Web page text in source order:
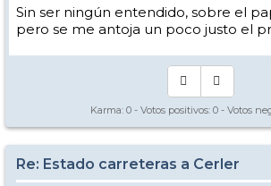
Sin ser ningún entendido, sobre el
pero se me antoja un poco justo el
Karma: 0 - Votos positivos: 0 - Votos
Re: Estado carreteras a Cerler